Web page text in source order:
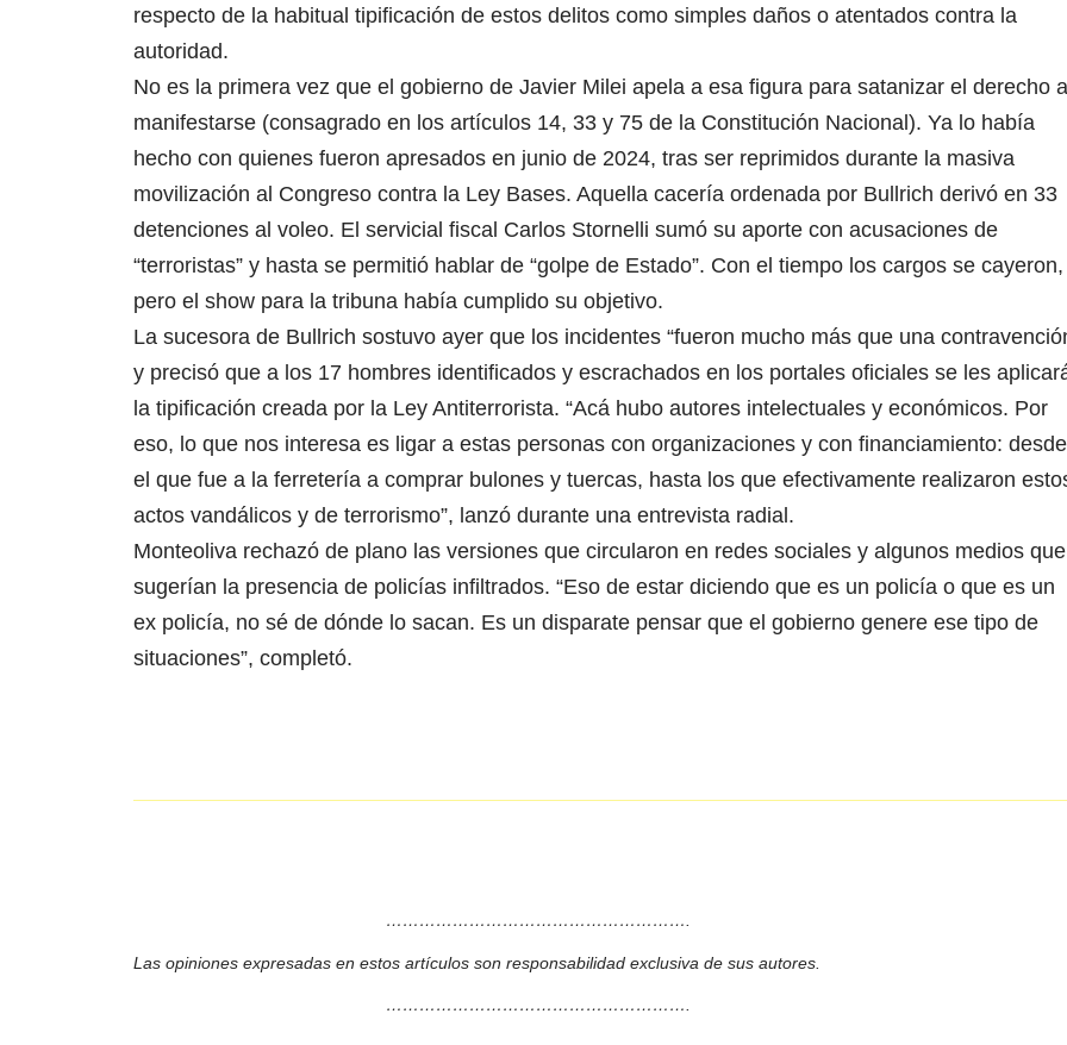
respecto de la habitual tipificación de estos delitos como simples daños o atentados contra la
autoridad.
No es la primera vez que el gobierno de Javier Milei apela a esa figura para satanizar el derecho a
manifestarse (consagrado en los artículos 14, 33 y 75 de la Constitución Nacional). Ya lo había
hecho con quienes fueron apresados en junio de 2024, tras ser reprimidos durante la masiva
movilización al Congreso contra la Ley Bases. Aquella cacería ordenada por Bullrich derivó en 33
detenciones al voleo. El servicial fiscal Carlos Stornelli sumó su aporte con acusaciones de
“terroristas” y hasta se permitió hablar de “golpe de Estado”. Con el tiempo los cargos se cayeron,
pero el show para la tribuna había cumplido su objetivo.
La sucesora de Bullrich sostuvo ayer que los incidentes “fueron mucho más que una
y precisó que a los 17 hombres identificados y escrachados en los portales oficiales se les
la tipificación creada por la Ley Antiterrorista. “Acá hubo autores intelectuales y económicos. Por
eso, lo que nos interesa es ligar a estas personas con organizaciones y con financiamiento: desde
el que fue a la ferretería a comprar bulones y tuercas, hasta los que efectivamente realizaron
actos vandálicos y de terrorismo”, lanzó durante una entrevista radial.
Monteoliva rechazó de plano las versiones que circularon en redes sociales y algunos medios que
sugerían la presencia de policías infiltrados. “Eso de estar diciendo que es un policía o que es un
ex policía, no sé de dónde lo sacan. Es un disparate pensar que el gobierno genere ese tipo de
situaciones”, completó.
……………………………………………….
Las opiniones expresadas en estos artículos son responsabilidad exclusiva de sus autores.
……………………………………………….